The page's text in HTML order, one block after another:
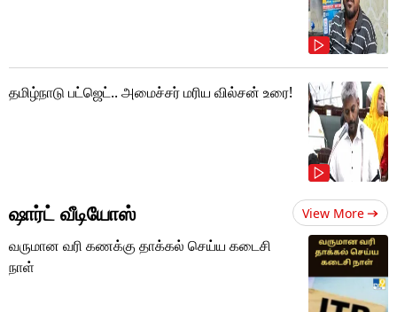
தமிழ்நாடு பட்ஜெட்.. அமைச்சர் மரிய வில்சன் உரை!
ஷார்ட் வீடியோஸ் View More
வருமான வரி கணக்கு தாக்கல் செய்ய கடைசி
நாள்